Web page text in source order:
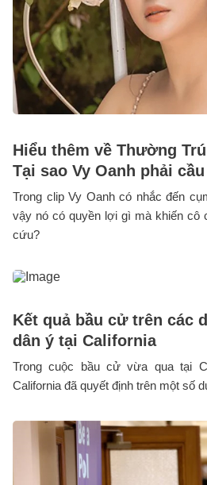
Hiểu thêm về Thường
Tại sao Vy Oanh phải
Trong clip Vy Oanh có nhắc đến
vậy nó có quyền lợi gì mà khiến cô
cứu?
Kết quả bầu cử trên các
dân ý tại California
Trong cuộc bầu cử vừa qua tại
California đã quyết định trên một số